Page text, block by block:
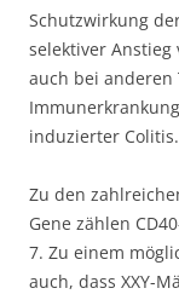
Schutzwirkung
selektiver Anstieg
auch bei
induzierter Colitis.
Zu den
Gene zählen
7. Zu einem
auch, dass XXY-